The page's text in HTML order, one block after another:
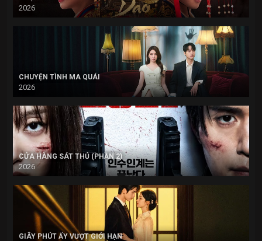
2026
CHUYỆN TÌNH MA QUÁI
2026
CỬA HÀNG SÁT THỦ (PHẦN 2)
2026
GIÂY PHÚT ẤY VƯỢT GIỚI HẠN